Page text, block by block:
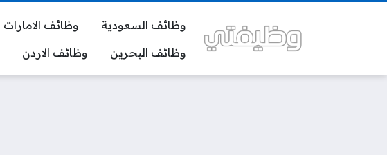
وظائف السعودية وظائف الامارات
وظائف البحرين
وظائف الاردن